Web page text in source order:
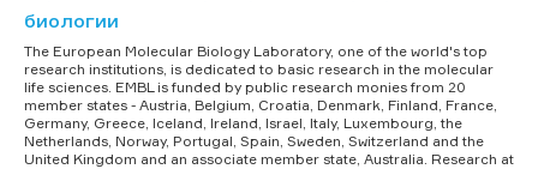
биологии
The European Molecular Biology Laboratory, one of the world's top
research institutions, is dedicated to basic research in the molecular
life sciences. EMBL is funded by public research monies from 20
member states - Austria, Belgium, Croatia, Denmark, Finland, France,
Germany, Greece, Iceland, Ireland, Israel, Italy, Luxembourg, the
Netherlands, Norway, Portugal, Spain, Sweden, Switzerland and the
United Kingdom and an associate member state, Australia. Research at